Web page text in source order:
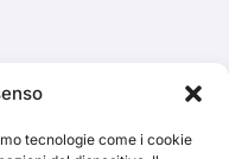
tecnologie come i cookie
Cerca